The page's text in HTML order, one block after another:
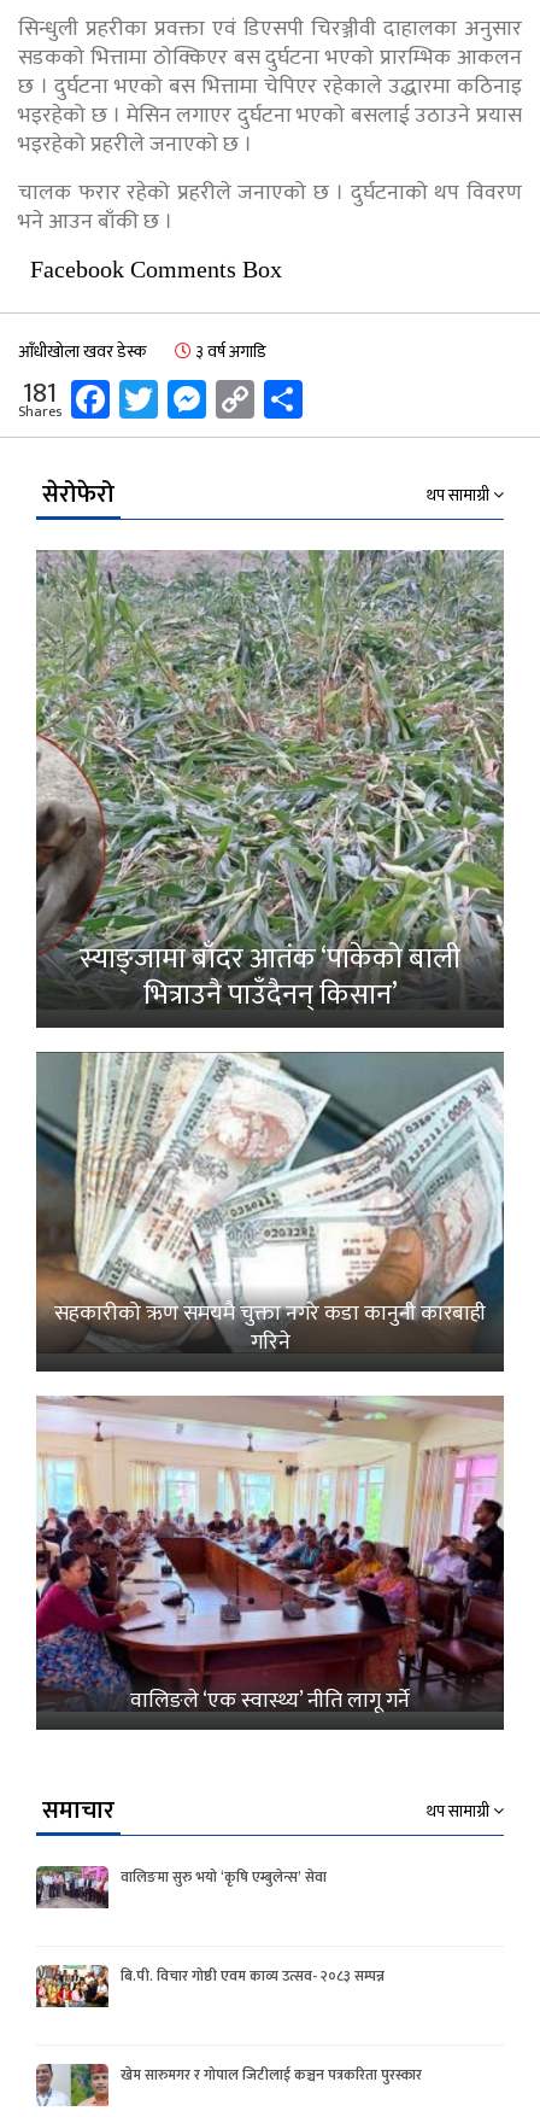
सिन्धुली प्रहरीका प्रवक्ता एवं डिएसपी चिरञ्जीवी दाहालका अनुसार
सडकको भित्तामा ठोक्किएर बस दुर्घटना भएको प्रारम्भिक आकलन
छ । दुर्घटना भएको बस भित्तामा चेपिएर रहेकाले उद्धारमा कठिनाइ
भइरहेको छ । मेसिन लगाएर दुर्घटना भएको बसलाई उठाउने प्रयास
भइरहेको प्रहरीले जनाएको छ ।
चालक फरार रहेको प्रहरीले जनाएको छ । दुर्घटनाको थप विवरण
भने आउन बाँकी छ ।
Facebook Comments Box
आँधीखोला खवर डेस्क ३ वर्ष अगाडि
181
Shares Facebook
Twitter
Messenger
Copy
Link
सेरोफेरो थप सामाग्री
स्याङ्जामा बाँदर आतंक ‘पाकेको बाली
भित्राउनै पाउँदैनन् किसान’
सहकारीको ऋण समयमै चुक्ता नगरे कडा कानुनी कारबाही
गरिने
वालिङले ‘एक स्वास्थ्य’ नीति लागू गर्ने
समाचार थप सामाग्री
वालिङमा सुरु भयो ‘कृषि एम्बुलेन्स’ सेवा
बि.पी. विचार गोष्ठी एवम काव्य उत्सव- २०८३ सम्पन्न
खेम सारुमगर र गोपाल जिटीलाई कञ्चन पत्रकरिता पुरस्कार